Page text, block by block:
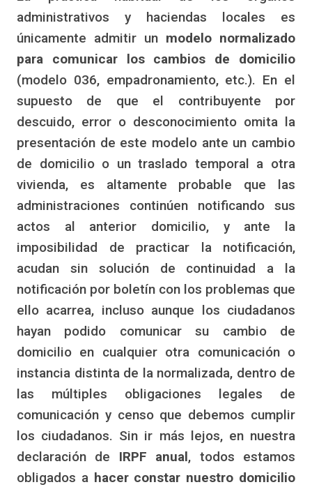
administrativos y haciendas locales es
únicamente admitir un modelo normalizado
para comunicar los cambios de domicilio
(modelo 036, empadronamiento, etc.). En el
supuesto de que el contribuyente por
descuido, error o desconocimiento omita la
presentación de este modelo ante un cambio
de domicilio o un traslado temporal a otra
vivienda, es altamente probable que las
administraciones continúen notificando sus
actos al anterior domicilio, y ante la
imposibilidad de practicar la notificación,
acudan sin solución de continuidad a la
notificación por boletín con los problemas que
ello acarrea, incluso aunque los ciudadanos
hayan podido comunicar su cambio de
domicilio en cualquier otra comunicación o
instancia distinta de la normalizada, dentro de
las múltiples obligaciones legales de
comunicación y censo que debemos cumplir
los ciudadanos. Sin ir más lejos, en nuestra
declaración de IRPF anual, todos estamos
obligados a hacer constar nuestro domicilio